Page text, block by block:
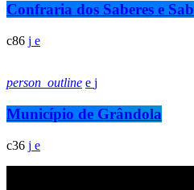
Confraria dos Saberes e
86
person_outline
Município de Grândola
36